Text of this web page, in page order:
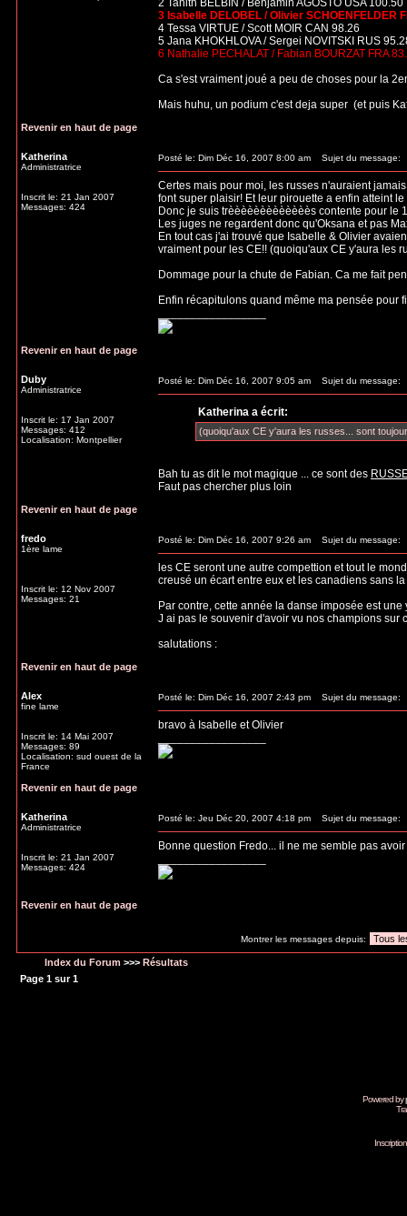
2 Tanith BELBIN / Benjamin AGOSTO USA 100.50
3 Isabelle DELOBEL / Olivier SCHOENFELDER
4 Tessa VIRTUE / Scott MOIR CAN 98.26
5 Jana KHOKHLOVA / Sergei NOVITSKI RUS
6 Nathalie PECHALAT / Fabian BOURZAT FRA
Ca s'est vraiment joué a peu de choses pour la
Mais huhu, un podium c'est deja super (et puis
Revenir en haut de page
Katherina
Administratrice
Inscrit le: 21 Jan 2007
Messages: 424
Posté le: Dim Déc 16, 2007 8:00 am Sujet du message:
Certes mais pour moi, les russes n'auraient
font super plaisir! Et leur pirouette a enfin atteint
Donc je suis trèèèèèèèèèèèèès contente pour le
Les juges ne regardent donc qu'Oksana et pas
En tout cas j'ai trouvé que Isabelle & Olivier
vraiment pour les CE!! (quoiqu'aux CE y'aura les
Dommage pour la chute de Fabian. Ca me fait
Enfin récapitulons quand même ma pensée pour
Revenir en haut de page
Duby
Administratrice
Inscrit le: 17 Jan 2007
Messages: 412
Localisation: Montpellier
Posté le: Dim Déc 16, 2007 9:05 am Sujet du message:
Katherina a écrit:
(quoiqu'aux CE y'aura les russes... sont
Bah tu as dit le mot magique ... ce sont des
Faut pas chercher plus loin
Revenir en haut de page
fredo
1ère lame
Inscrit le: 12 Nov 2007
Messages: 21
Posté le: Dim Déc 16, 2007 9:26 am Sujet du message:
les CE seront une autre compettion et tout le
creusé un écart entre eux et les canadiens sans
Par contre, cette année la danse imposée est
J ai pas le souvenir d'avoir vu nos champions sur
salutations :
Revenir en haut de page
Alex
fine lame
Inscrit le: 14 Mai 2007
Messages: 89
Localisation: sud ouest de la
France
Posté le: Dim Déc 16, 2007 2:43 pm Sujet du message:
bravo à Isabelle et Olivier
Revenir en haut de page
Katherina
Administratrice
Inscrit le: 21 Jan 2007
Messages: 424
Posté le: Jeu Déc 20, 2007 4:18 pm Sujet du message:
Bonne question Fredo... il ne me semble pas
Revenir en haut de page
Montrer les messages depuis:
Index du Forum >>> Résultats
Page 1 sur1
Powered by